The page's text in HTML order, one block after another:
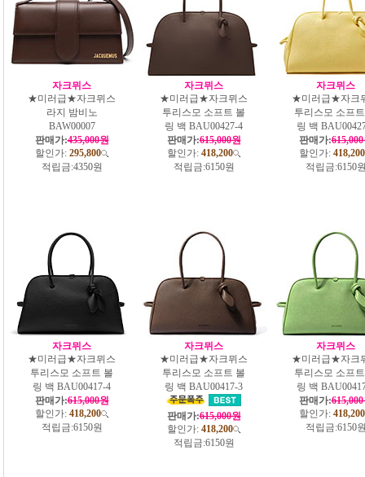
자크뮈스
★미러급★자크뮈스
라지 밤비노
BAW00007
판매가:435,000원
할인가: 295,800
적립금:4350원
자크뮈스
★미러급★자크뮈스
투리스모 소프트 볼
링 백 BAU00427-4
판매가:615,000원
할인가: 418,200
적립금:6150원
자크뮈스
★미러급★자크
투리스모 소프
링 백
판매가:
할인가: 418,200
적립금:6150
자크뮈스
★미러급★자크뮈스
투리스모 소프트 볼
링 백 BAU00417-4
판매가:615,000원
할인가: 418,200
적립금:6150원
자크뮈스
★미러급★자크뮈스
투리스모 소프트 볼
링 백 BAU00417-3
판매가:615,000원
할인가: 418,200
적립금:6150원
자크뮈스
★미러급★자크
투리스모 소프
링 백
판매가:
할인가: 418,200
적립금:6150